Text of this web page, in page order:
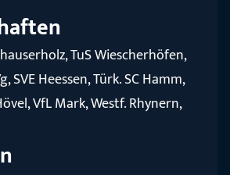
TuS Wiescherhöfen,
SVE Heessen, Türk. SC Hamm,
VfL Mark, Westf. Rhynern,